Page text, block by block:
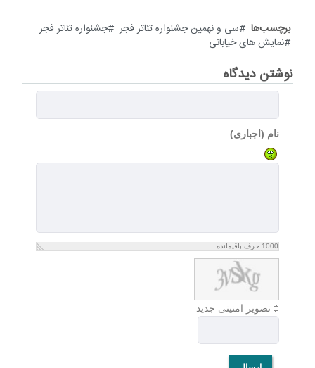
برچسب‌ها سی و نهمین جشنواره تئاتر فجر
جشنواره تئاتر فجر
نمایش های خیابانی
نوشتن دیدگاه
نام (اجباری)
1000 حرف باقیمانده
تصویر امنیتی جدید